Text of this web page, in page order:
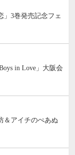
」3巻発売記念フェ
in Love」大阪会
＆アイチのぺあぬ